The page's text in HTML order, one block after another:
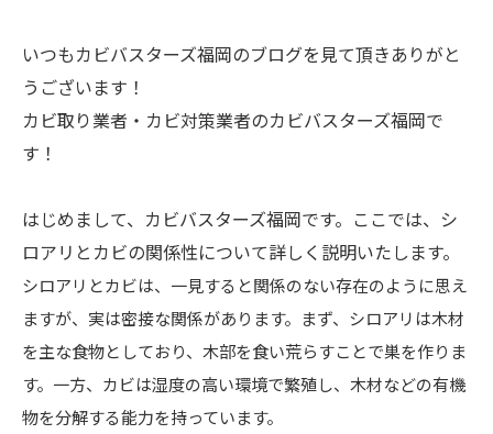
いつもカビバスターズ福岡のブログを見て頂きありがと
うございます！
カビ取り業者・カビ対策業者のカビバスターズ福岡で
す！
はじめまして、カビバスターズ福岡です。ここでは、シ
ロアリとカビの関係性について詳しく説明いたします。
シロアリとカビは、一見すると関係のない存在のように思え
ますが、実は密接な関係があります。まず、シロアリは木材
を主な食物としており、木部を食い荒らすことで巣を作りま
す。一方、カビは湿度の高い環境で繁殖し、木材などの有機
物を分解する能力を持っています。